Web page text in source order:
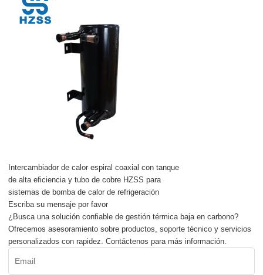
Intercambiador de calor espiral coaxial con tanque
de alta eficiencia y tubo de cobre HZSS para
sistemas de bomba de calor de refrigeración
Escriba su mensaje por favor
¿Busca una solución confiable de gestión térmica baja en carbono?
Ofrecemos asesoramiento sobre productos, soporte técnico y servicios
personalizados con rapidez. Contáctenos para más información.